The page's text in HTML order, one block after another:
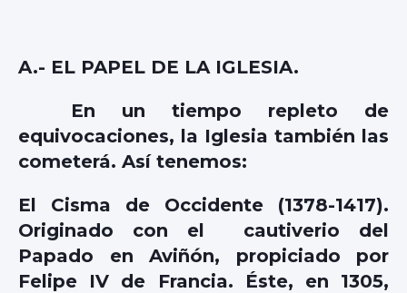
A.- EL PAPEL DE LA IGLESIA.
En un tiempo repleto de
equivocaciones, la Iglesia también las
cometerá. Así tenemos:
El Cisma de Occidente (1378-1417).
Originado con el cautiverio del
Papado en Aviñón, propiciado por
Felipe IV de Francia. Éste, en 1305,